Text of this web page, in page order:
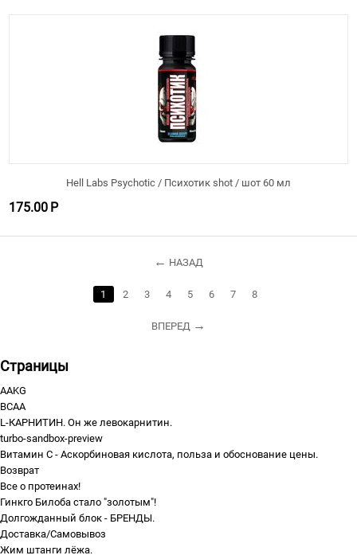
Hell Labs Psychotic / Психотик shot / шот 60 мл
175.00 Р
НАЗАД
1 2 3 4 5 6 7 8
ВПЕРЕД
Страницы
AAKG
BCAA
L-КАРНИТИН. Он же левокарнитин.
turbo-sandbox-preview
Витамин С - Аскорбиновая кислота, польза и обоснование цены.
Возврат
Все о протеинах!
Гинкго Билоба стало "золотым"!
Долгожданный блок - БРЕНДЫ.
Доставка/Самовывоз
Жим штанги лёжа.